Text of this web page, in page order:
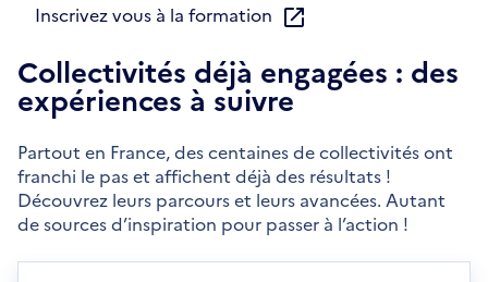
Inscrivez vous à la formation
Collectivités déjà engagées : des
expériences à suivre
Partout en France, des centaines de collectivités ont
franchi le pas et affichent déjà des résultats !
Découvrez leurs parcours et leurs avancées. Autant
de sources d’inspiration pour passer à l’action !